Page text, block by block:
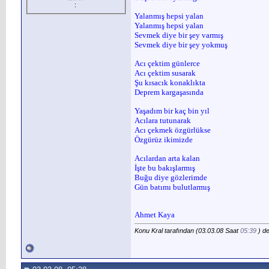
:
Yalanmış hepsi yalan
Yalanmış hepsi yalan
Sevmek diye bir şey varmış
Sevmek diye bir şey yokmuş
Acı çektim günlerce
Acı çektim susarak
Şu kısacık konaklıkta
Deprem kargaşasında
Yaşadım bir kaç bin yıl
Acılara tutunarak
Acı çekmek özgürlükse
Özgürüz ikimizde
Acılardan arta kalan
İşte bu bakışlarmış
Buğu diye gözlerimde
Gün batımı bulutlarmış
Ahmet Kaya
Konu Kral tarafından (03.03.08 Saat05:39 )